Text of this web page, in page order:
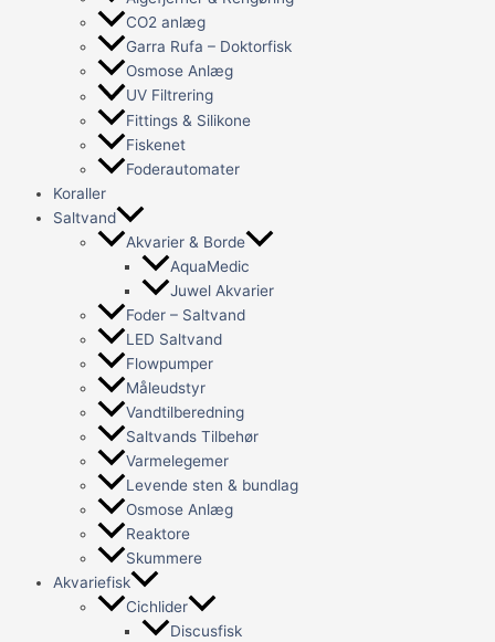
CO2 anlæg
Garra Rufa – Doktorfisk
Osmose Anlæg
UV Filtrering
Fittings & Silikone
Fiskenet
Foderautomater
Koraller
Saltvand
Akvarier & Borde
AquaMedic
Juwel Akvarier
Foder – Saltvand
LED Saltvand
Flowpumper
Måleudstyr
Vandtilberedning
Saltvands Tilbehør
Varmelegemer
Levende sten & bundlag
Osmose Anlæg
Reaktore
Skummere
Akvariefisk
Cichlider
Discusfisk